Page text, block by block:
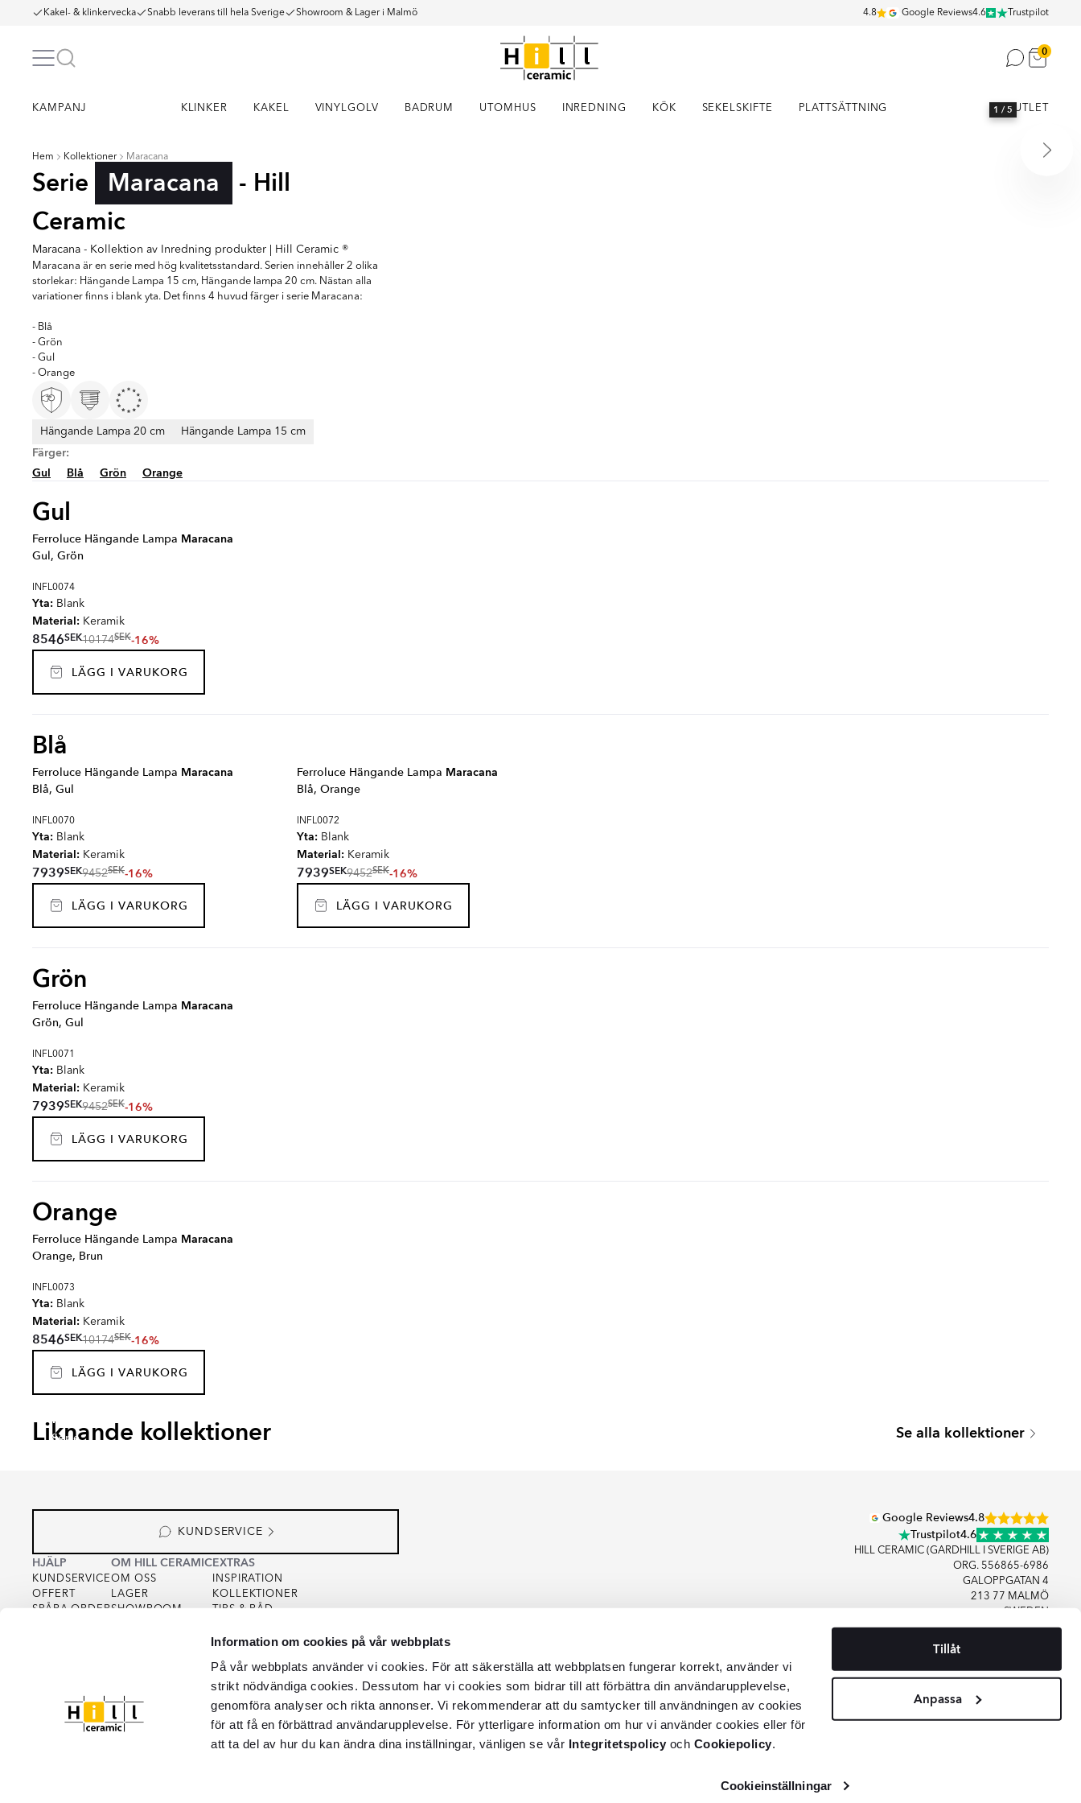
Information om cookies på vår webbplats
På vår webbplats använder vi cookies. För att säkerställa att webbplatsen fungerar korrekt, använder vi
strikt nödvändiga cookies. Dessutom har vi cookies som bidrar till att förbättra din användarupplevelse,
genomföra analyser och rikta annonser. Vi rekommenderar att du samtycker till användningen av cookies
för att få en förbättrad användarupplevelse. För ytterligare information om hur vi använder cookies eller för
att ta del av hur du kan ändra dina inställningar, vänligen se vår Integritetspolicy och Cookiepolicy.
Cookieinställningar
Tillåt
Anpassa
Kakel- & klinkervecka Snabb leverans till hela Sverige Showroom & Lager i Malmö 4.8 Google Reviews4.6 Trustpilot
0
KAMPANJ KLINKER KAKEL VINYLGOLV BADRUM UTOMHUS INREDNING KÖK SEKELSKIFTE PLATTSÄTTNING OUTLET
Hem Kollektioner Maracana
Serie Maracana
- Hill
Ceramic
Maracana - Kollektion av Inredning produkter | Hill Ceramic ®
Maracana är en serie med hög kvalitetsstandard. Serien innehåller 2 olika
storlekar: Hängande Lampa 15 cm, Hängande lampa 20 cm. Nästan alla
variationer finns i blank yta. Det finns 4 huvud färger i serie Maracana:
- Blå
- Grön
- Gul
- Orange
Hängande Lampa 20 cm Hängande Lampa 15 cm
Färger:
Gul
Blå Grön Orange
1 / 5
Gul
Ferroluce Hängande Lampa Maracana
Gul, Grön
INFL0074
Yta: Blank
Material: Keramik
8546SEK10174SEK-16%
LÄGG I VARUKORG
Blå
Ferroluce Hängande Lampa Maracana
Blå, Gul
INFL0070
Yta: Blank
Material: Keramik
7939SEK9452SEK-16%
LÄGG I VARUKORG
Ferroluce Hängande Lampa Maracana
Blå, Orange
INFL0072
Yta: Blank
Material: Keramik
7939SEK9452SEK-16%
LÄGG I VARUKORG
Grön
Ferroluce Hängande Lampa Maracana
Grön, Gul
INFL0071
Yta: Blank
Material: Keramik
7939SEK9452SEK-16%
LÄGG I VARUKORG
Orange
Ferroluce Hängande Lampa Maracana
Orange, Brun
INFL0073
Yta: Blank
Material: Keramik
8546SEK10174SEK-16%
LÄGG I VARUKORG
Liknande kollektioner Se alla kollektioner
Serie
FARNEL
Serie
KUNDSERVICE
HJÄLP
KUNDSERVICE
OFFERT
SPÅRA ORDER
OM HILL CERAMIC
OM OSS
LAGER
SHOWROOM
EXTRAS
INSPIRATION
KOLLEKTIONER
TIPS & RÅD
COOKIEPOLICY
Google Reviews4.8
Trustpilot4.6
HILL CERAMIC (GARDHILL I SVERIGE AB)
ORG. 556865-6986
GALOPPGATAN 4
213 77 MALMÖ
SWEDEN
KONTAKTA OSS